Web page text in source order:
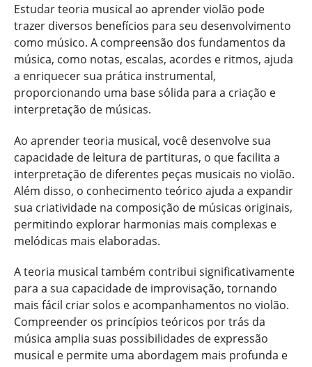
Estudar teoria musical ao aprender violão pode
trazer diversos benefícios para seu desenvolvimento
como músico. A compreensão dos fundamentos da
música, como notas, escalas, acordes e ritmos, ajuda
a enriquecer sua prática instrumental,
proporcionando uma base sólida para a criação e
interpretação de músicas.
Ao aprender teoria musical, você desenvolve sua
capacidade de leitura de partituras, o que facilita a
interpretação de diferentes peças musicais no violão.
Além disso, o conhecimento teórico ajuda a expandir
sua criatividade na composição de músicas originais,
permitindo explorar harmonias mais complexas e
melódicas mais elaboradas.
A teoria musical também contribui significativamente
para a sua capacidade de improvisação, tornando
mais fácil criar solos e acompanhamentos no violão.
Compreender os princípios teóricos por trás da
música amplia suas possibilidades de expressão
musical e permite uma abordagem mais profunda e